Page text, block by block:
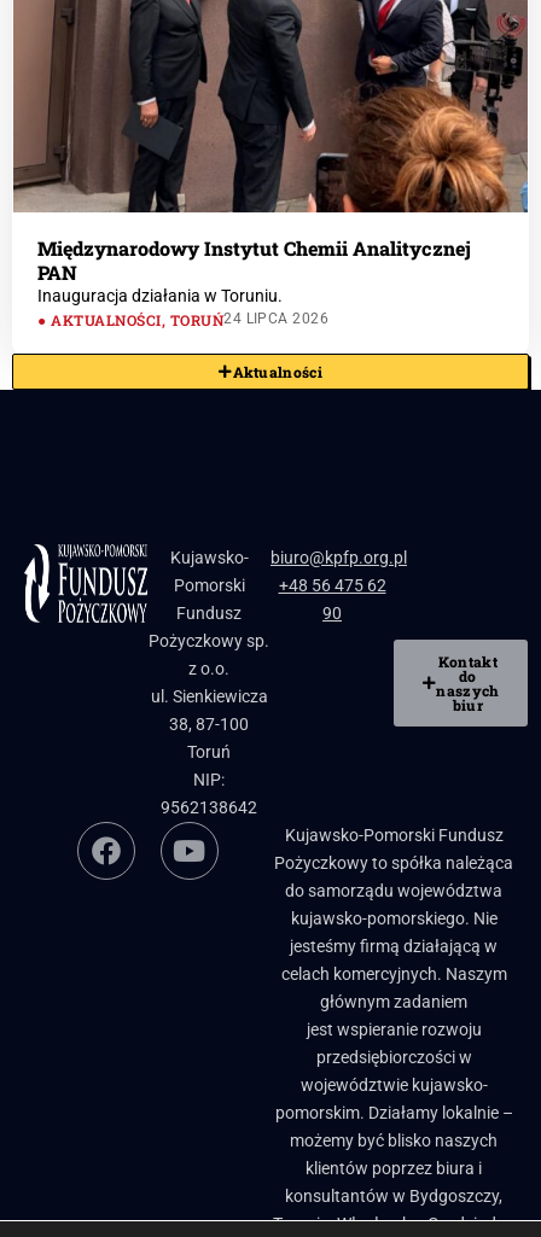
Międzynarodowy Instytut Chemii Analitycznej
PAN
Inauguracja działania w Toruniu.
AKTUALNOŚCI, TORUŃ24 LIPCA 2026
Aktualności
Kujawsko-
Pomorski
Fundusz
Pożyczkowy sp.
z o.o.
ul. Sienkiewicza
38, 87-100
Toruń
NIP:
9562138642
biuro@kpfp.org.pl
+48 56 475 62
90
Kontakt
do
naszych
biur
Kujawsko-Pomorski Fundusz
Pożyczkowy to spółka należąca
do samorządu województwa
kujawsko-pomorskiego. Nie
jesteśmy firmą działającą w
celach komercyjnych. Naszym
głównym zadaniem
jest wspieranie rozwoju
przedsiębiorczości w
województwie kujawsko-
pomorskim. Działamy lokalnie –
możemy być blisko naszych
klientów poprzez biura i
konsultantów w Bydgoszczy,
Toruniu, Włocławku, Grudziądzu